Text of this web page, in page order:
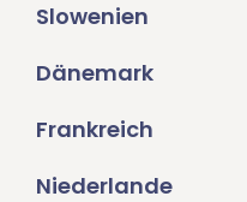
Slowenien
Dänemark
Frankreich
Niederlande